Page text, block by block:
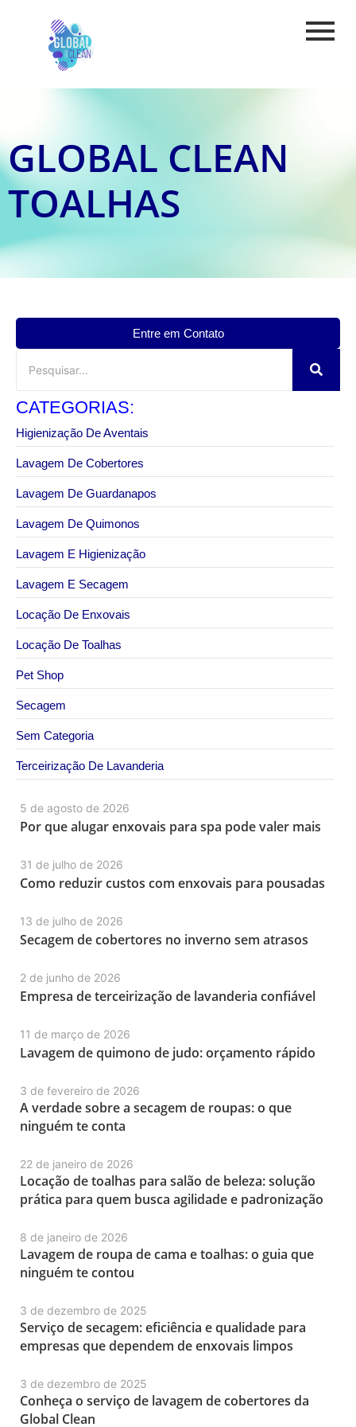
GLOBAL CLEAN
TOALHAS
5 de agosto de 2026
Por que alugar enxovais para spa pode valer mais
31 de julho de 2026
Como reduzir custos com enxovais para pousadas
13 de julho de 2026
Secagem de cobertores no inverno sem atrasos
2 de junho de 2026
Empresa de terceirização de lavanderia confiável
11 de março de 2026
Lavagem de quimono de judo: orçamento rápido
3 de fevereiro de 2026
A verdade sobre a secagem de roupas: o que
ninguém te conta
22 de janeiro de 2026
Locação de toalhas para salão de beleza: solução
prática para quem busca agilidade e padronização
8 de janeiro de 2026
Lavagem de roupa de cama e toalhas: o guia que
ninguém te contou
3 de dezembro de 2025
Serviço de secagem: eficiência e qualidade para
empresas que dependem de enxovais limpos
3 de dezembro de 2025
Conheça o serviço de lavagem de cobertores da
Global Clean
Entre em Contato
CATEGORIAS:
Higienização De Aventais
Lavagem De Cobertores
Lavagem De Guardanapos
Lavagem De Quimonos
Lavagem E Higienização
Lavagem E Secagem
Locação De Enxovais
Locação De Toalhas
Pet Shop
Secagem
Sem Categoria
Terceirização De Lavanderia